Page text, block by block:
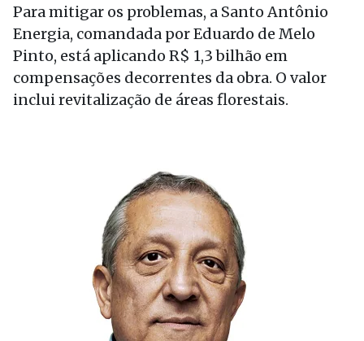
Para mitigar os problemas, a Santo Antônio
Energia, comandada por Eduardo de Melo
Pinto, está aplicando R$ 1,3 bilhão em
compensações decorrentes da obra. O valor
inclui revitalização de áreas florestais.